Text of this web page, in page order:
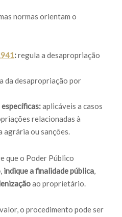
normas orientam o
:regula a desapropriação
da desapropriação por
aplicáveis a casos
relacionadas à
agrária ou sanções.
que o Poder Público
, indique a finalidade pública,
ao proprietário.
o procedimento pode ser